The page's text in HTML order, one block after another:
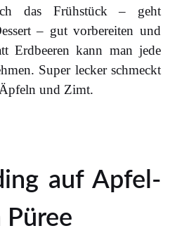
das Frühstück – geht
– gut vorbereiten und
Erdbeeren kann man jede
Super lecker schmeckt
und Zimt.
auf Apfel-